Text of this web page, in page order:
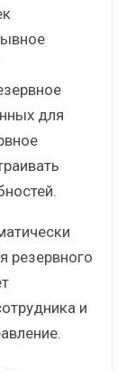
для
резервного
и